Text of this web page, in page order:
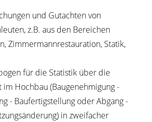
und Gutachten von
z.B. aus den Bereichen
Zimmermannrestauration, Statik,
für die Statistik über die
im Hochbau (Baugenehmigung -
- Baufertigstellung oder Abgang -
in zweifacher